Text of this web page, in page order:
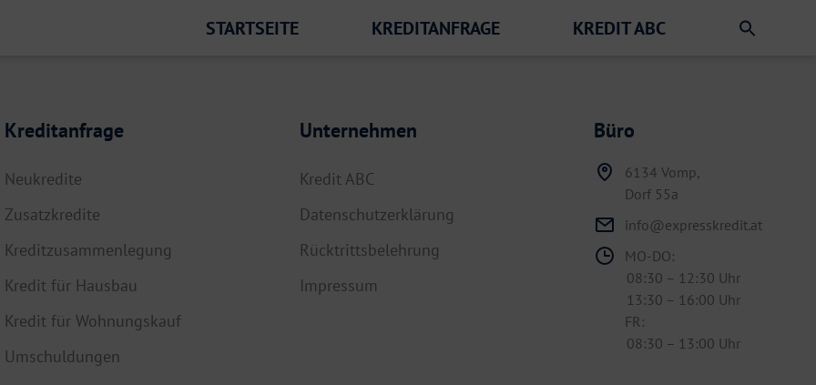
STARTSEITE KREDITANFRAGE KREDIT ABC
Kreditanfrage
Neukredite
Zusatzkredite
Kreditzusammenlegung
Kredit für Hausbau
Kredit für Wohnungskauf
Umschuldungen
Unternehmen
Kredit ABC
Datenschutzerklärung
Rücktrittsbelehrung
Impressum
Büro
6134 Vomp,
Dorf 55a
info@expresskredit.at
MO-DO:
08:30 – 12:30 Uhr
13:30 – 16:00 Uhr
FR:
08:30 – 13:00 Uhr